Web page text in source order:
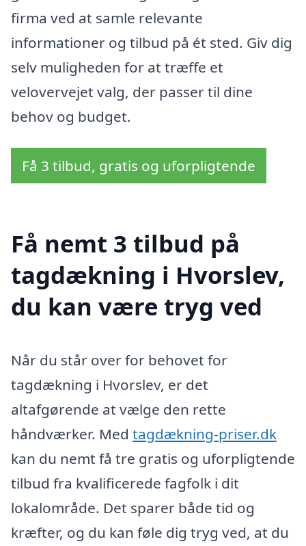
firma ved at samle relevante
informationer og tilbud på ét sted. Giv dig
selv muligheden for at træffe et
velovervejet valg, der passer til dine
behov og budget.
Få 3 tilbud, gratis og uforpligtende
Få nemt 3 tilbud på
tagdækning i Hvorslev,
du kan være tryg ved
Når du står over for behovet for
tagdækning i Hvorslev, er det
altafgørende at vælge den rette
håndværker. Med tagdækning-priser.dk
kan du nemt få tre gratis og uforpligtende
tilbud fra kvalificerede fagfolk i dit
lokalområde. Det sparer både tid og
kræfter, og du kan føle dig tryg ved, at du